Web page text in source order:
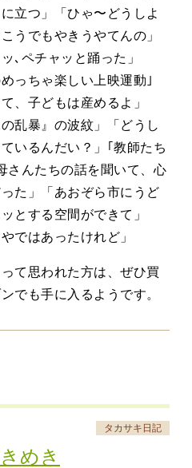
立つ」「ひゃ〜どうしよ
うでもやきうやてんの」
､ペチャッと踊った」
っちゃ楽しい上映運動｣
、子どもは産めるよ」
乱暴』の波紋」「どうし
いるんだい？」｢教師たち
さんたちの話を聞いて、心
た」「あおぞら市にうど
とする空間ができて」
ではあったけれど」
て思われた方は、ぜひ買
でも手に入るようです。
タカサキ日記
めき